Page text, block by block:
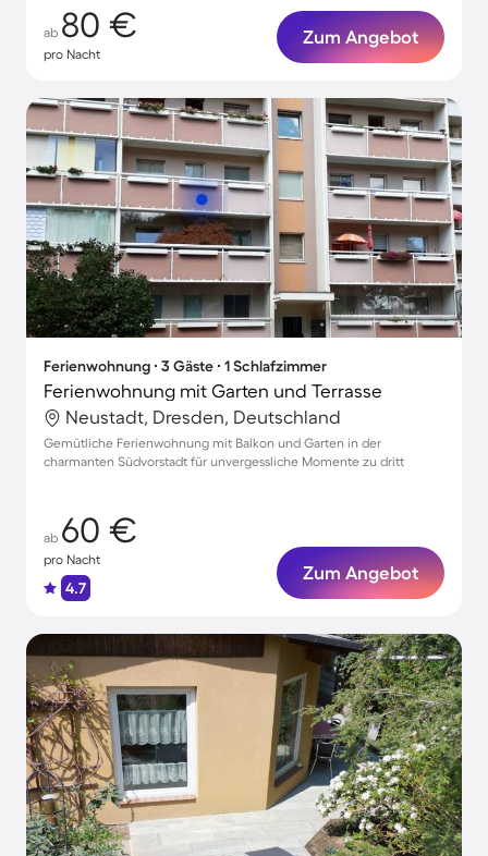
ab 80 €
pro Nacht
Zum Angebot
Ferienwohnung ∙ 3 Gäste ∙ 1 Schlafzimmer
Ferienwohnung mit Garten und Terrasse
Neustadt, Dresden, Deutschland
Gemütliche Ferienwohnung mit Balkon und Garten in der
charmanten Südvorstadt für unvergessliche Momente zu dritt
ab 60 €
pro Nacht
4.7
Zum Angebot